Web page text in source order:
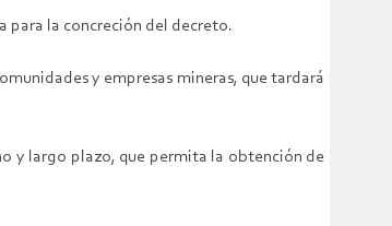
para la concreción del decreto.
y empresas mineras, que tardará
y largo plazo, que permita la obtención de